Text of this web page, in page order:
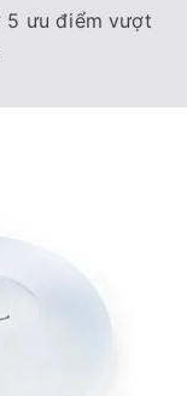
5 ưu điểm vượt